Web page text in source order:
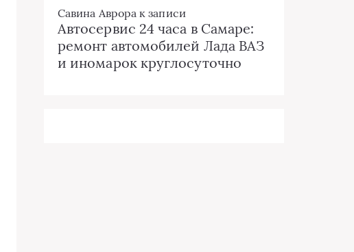
Савина Аврора к записи
Автосервис 24 часа в Самаре:
ремонт автомобилей Лада ВАЗ
и иномарок круглосуточно